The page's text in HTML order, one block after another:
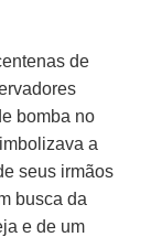
de
bomba no
a
seus irmãos
busca da
e de um